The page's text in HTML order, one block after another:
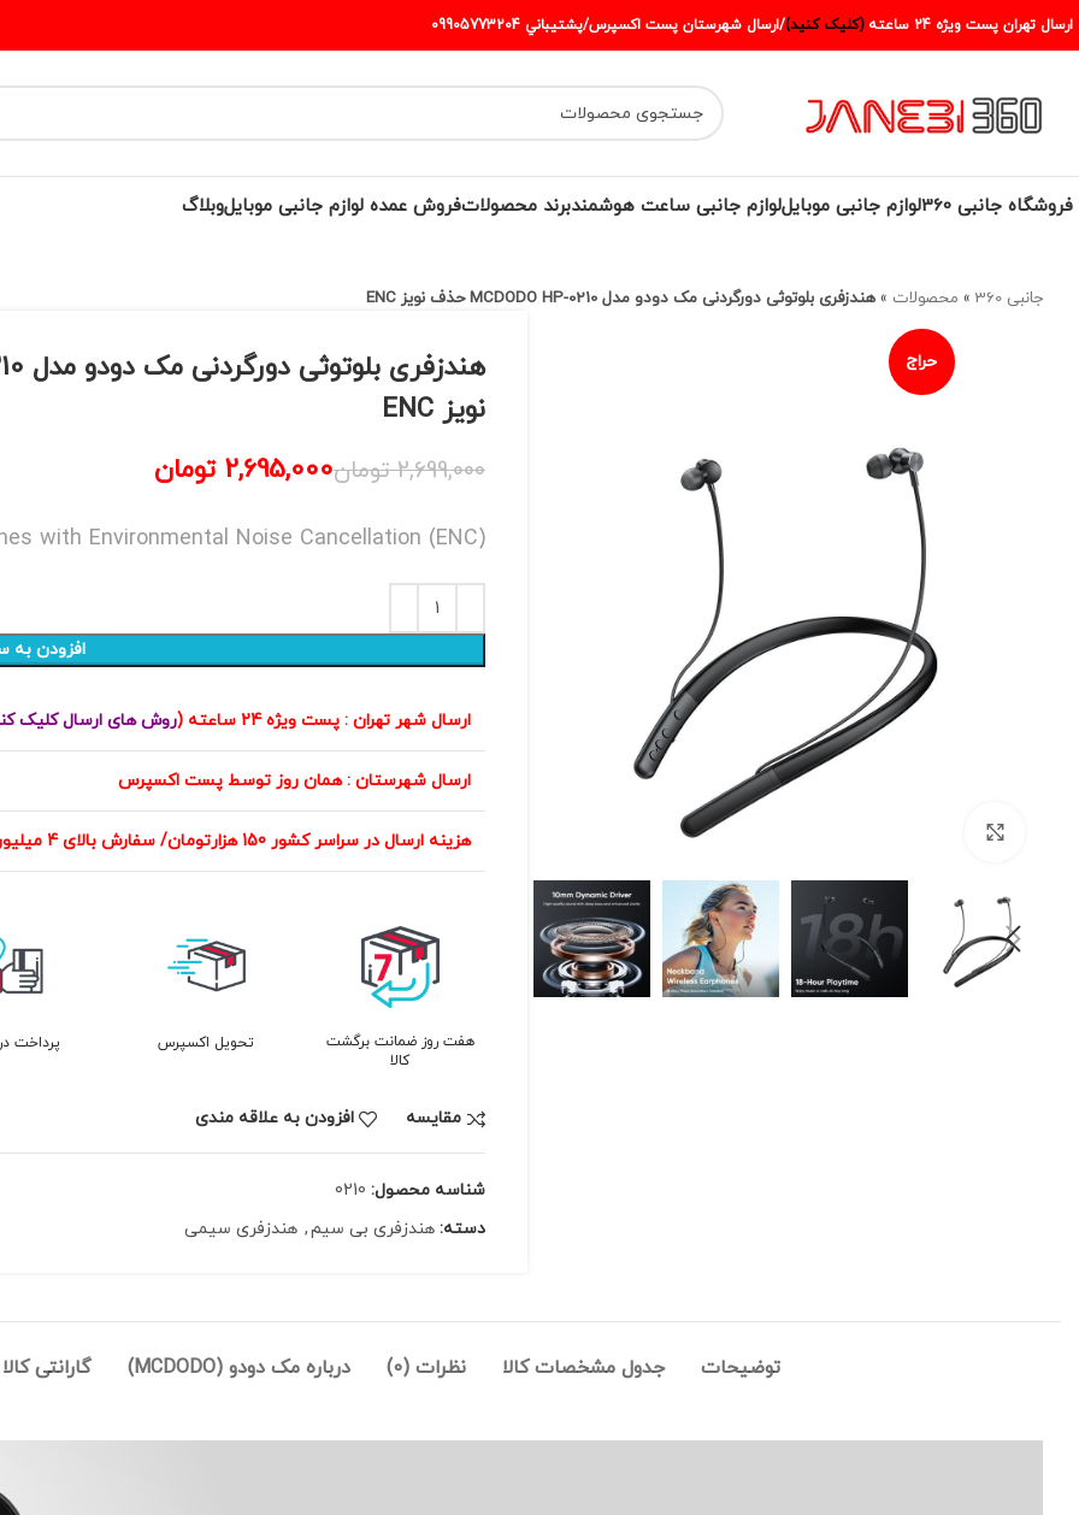
ارسال تهران پست ويژه 24 ساعته (کليک کنيد)/ارسال شهرستان پست اکسپرس/پشتيباني 09905773204
فروشگاه جانبی 360 لوازم جانبی موبایللوازم جانبی ساعت هوشمندبرند محصولاتفروش عمده لوازم جانبی موبایلوبلاگ
جانبی 360 » محصولات » هندزفری بلوتوثی دورگردنی مک دودو مدل MCDODO HP-0210 حذف نویز ENC
حراج
نویز ENC
2,699,000 تومان2,695,000 تومان
with Environmental Noise Cancellation (ENC)
افزودن به
ارسال شهر تهران : پست ویژه 24 ساعته ( روش های ارسال کلیک
ارسال شهرستان : همان روز توسط پست اکسپرس
هزینه ارسال در سراسر کشور 150 هزارتومان/ سفارش بالای 4 میلیون تومان هزینه ارسال رایگان
هفت روز ضمانت برگشت
کالا
تحویل اکسپرس پرداخت
مقايسه افزودن به علاقه مندی
شناسه محصول: 0210
دسته: هندزفری بی سیم, هندزفری سیمی
توضیحات جدول مشخصات کالا نظرات (0) درباره مک دودو (MCDODO) گارانتی کالا